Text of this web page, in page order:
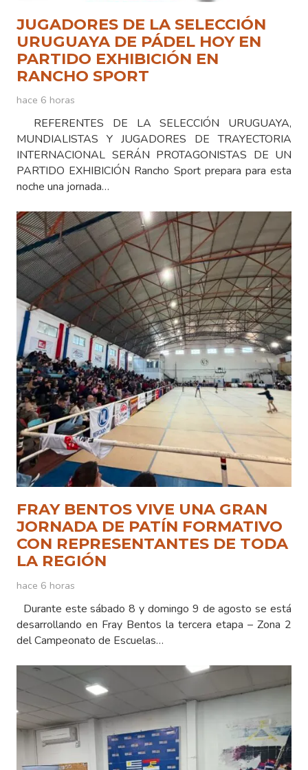
JUGADORES DE LA SELECCIÓN
URUGUAYA DE PÁDEL HOY EN
PARTIDO EXHIBICIÓN EN
RANCHO SPORT
hace 6 horas
REFERENTES DE LA SELECCIÓN URUGUAYA,
MUNDIALISTAS Y JUGADORES DE TRAYECTORIA
INTERNACIONAL SERÁN PROTAGONISTAS DE UN
PARTIDO EXHIBICIÓN Rancho Sport prepara para esta
noche una jornada…
FRAY BENTOS VIVE UNA GRAN
JORNADA DE PATÍN FORMATIVO
CON REPRESENTANTES DE TODA
LA REGIÓN
hace 6 horas
Durante este sábado 8 y domingo 9 de agosto se está
desarrollando en Fray Bentos la tercera etapa – Zona 2
del Campeonato de Escuelas…